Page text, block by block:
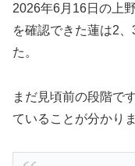
2026年6月16日の上
を確認できた蓮は2
た。
まだ見頃前の段階で
ていることが分かりま